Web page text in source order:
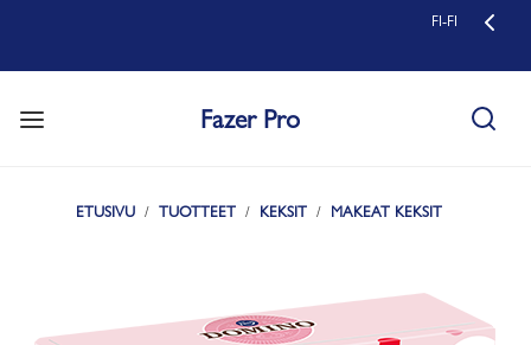
FI-FI
Fazer Pro
ETUSIVU TUOTTEET KEKSIT MAKEAT KEKSIT